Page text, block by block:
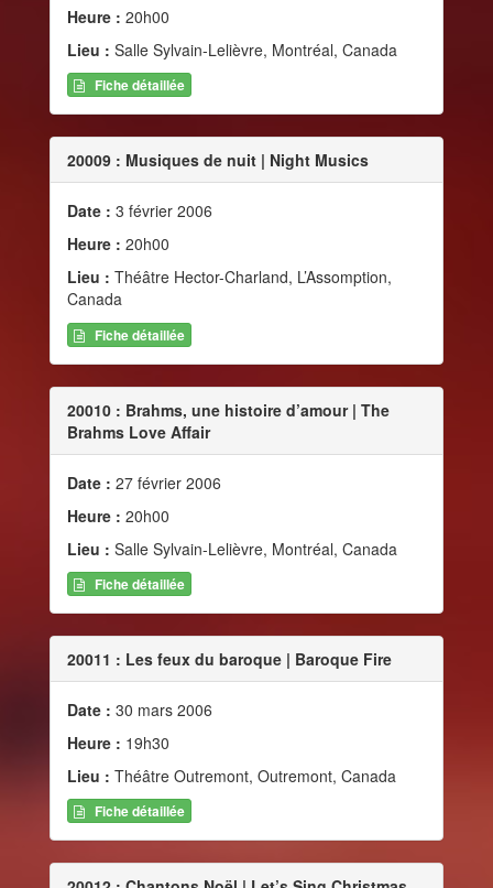
Heure : 20h00
Lieu : Salle Sylvain-Lelièvre, Montréal, Canada
Fiche détaillée
20009 : Musiques de nuit | Night Musics
Date : 3 février 2006
Heure : 20h00
Lieu : Théâtre Hector-Charland, L’Assomption,
Canada
Fiche détaillée
20010 : Brahms, une histoire d’amour | The
Brahms Love Affair
Date : 27 février 2006
Heure : 20h00
Lieu : Salle Sylvain-Lelièvre, Montréal, Canada
Fiche détaillée
20011 : Les feux du baroque | Baroque Fire
Date : 30 mars 2006
Heure : 19h30
Lieu : Théâtre Outremont, Outremont, Canada
Fiche détaillée